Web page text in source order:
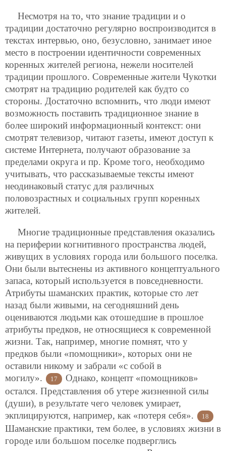
Несмотря на то, что знание традиции и о
традиции достаточно регулярно воспроизводится в
текстах интервью, оно, безусловно, занимает иное
место в построении идентичности современных
коренных жителей региона, нежели носителей
традиции прошлого. Современные жители Чукотки
смотрят на традицию родителей как будто со
стороны. Достаточно вспомнить, что люди имеют
возможность поставить традиционное знание в
более широкий информационный контекст: они
смотрят телевизор, читают газеты, имеют доступ к
системе Интернета, получают образование за
пределами округа и пр. Кроме того, необходимо
учитывать, что рассказываемые тексты имеют
неодинаковый статус для различных
половозрастных и социальных групп коренных
жителей.
Многие традиционные представления оказались
на периферии когнитивного пространства людей,
живущих в условиях города или большого поселка.
Они были вытеснены из активного концептуального
запаса, который используется в повседневности.
Атрибуты шаманских практик, которые сто лет
назад были живыми, на сегодняшний день
оцениваются людьми как отошедшие в прошлое
атрибуты предков, не относящиеся к современной
жизни. Так, например, многие помнят, что у
предков были «помощники», которых они не
оставили никому и забрали «с собой в
могилу».
17
Однако, концепт «помощников»
остался. Представления об утере жизненной силы
(души), в результате чего человек умирает,
экплицируются, например, как «потеря себя».
18
Шаманские практики, тем более, в условиях жизни в
городе или большом поселке подверглись